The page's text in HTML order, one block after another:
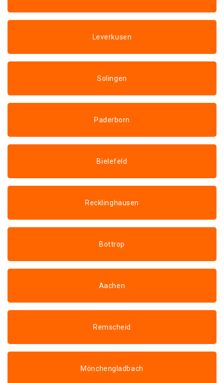
Leverkusen
Solingen
Paderborn
Bielefeld
Recklinghausen
Bottrop
Aachen
Remscheid
Mönchengladbach